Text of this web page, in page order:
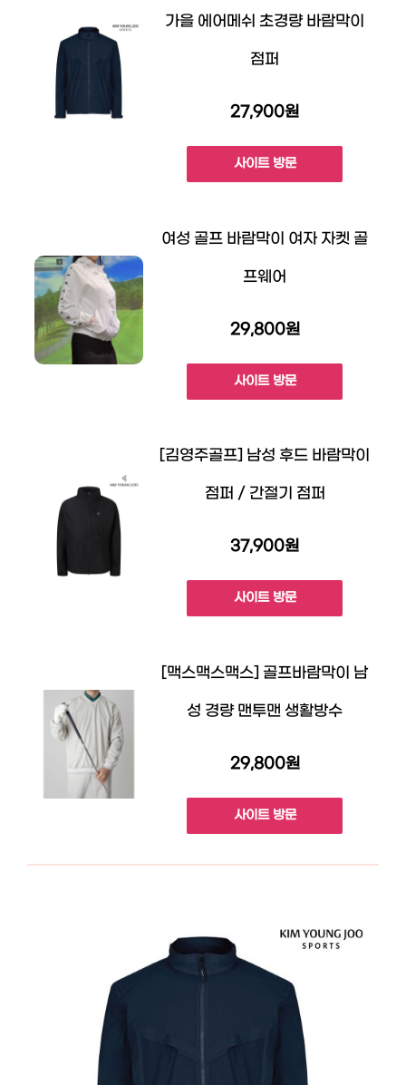
가을 에어메쉬 초경량 바람막이
점퍼
27,900원
사이트 방문
여성 골프 바람막이 여자 자켓 골
프웨어
29,800원
사이트 방문
[김영주골프] 남성 후드 바람막이
점퍼 / 간절기 점퍼
37,900원
사이트 방문
[맥스맥스맥스] 골프바람막이 남
성 경량 맨투맨 생활방수
29,800원
사이트 방문